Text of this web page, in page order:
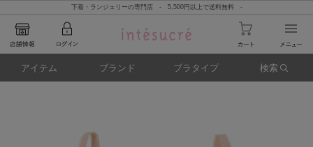
下着・ランジェリーの専門店 - 5,500円以上で送料無料 -
アイテム ブランド ブラタイプ 検索